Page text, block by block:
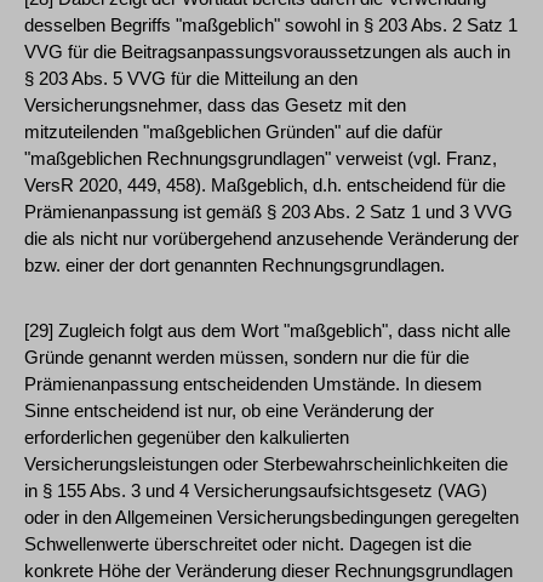
desselben Begriffs "maßgeblich" sowohl in § 203 Abs. 2 Satz 1
VVG für die Beitragsanpassungsvoraussetzungen als auch in
§ 203 Abs. 5 VVG für die Mitteilung an den
Versicherungsnehmer, dass das Gesetz mit den
mitzuteilenden "maßgeblichen Gründen" auf die dafür
"maßgeblichen Rechnungsgrundlagen" verweist (vgl. Franz,
VersR 2020, 449, 458). Maßgeblich, d.h. entscheidend für die
Prämienanpassung ist gemäß § 203 Abs. 2 Satz 1 und 3 VVG
die als nicht nur vorübergehend anzusehende Veränderung der
bzw. einer der dort genannten Rechnungsgrundlagen.
[29] Zugleich folgt aus dem Wort "maßgeblich", dass nicht alle
Gründe genannt werden müssen, sondern nur die für die
Prämienanpassung entscheidenden Umstände. In diesem
Sinne entscheidend ist nur, ob eine Veränderung der
erforderlichen gegenüber den kalkulierten
Versicherungsleistungen oder Sterbewahrscheinlichkeiten die
in § 155 Abs. 3 und 4 Versicherungsaufsichtsgesetz (VAG)
oder in den Allgemeinen Versicherungsbedingungen geregelten
Schwellenwerte überschreitet oder nicht. Dagegen ist die
konkrete Höhe der Veränderung dieser Rechnungsgrundlagen